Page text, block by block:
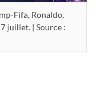
Fifa, Ronaldo,
juillet. | Source :